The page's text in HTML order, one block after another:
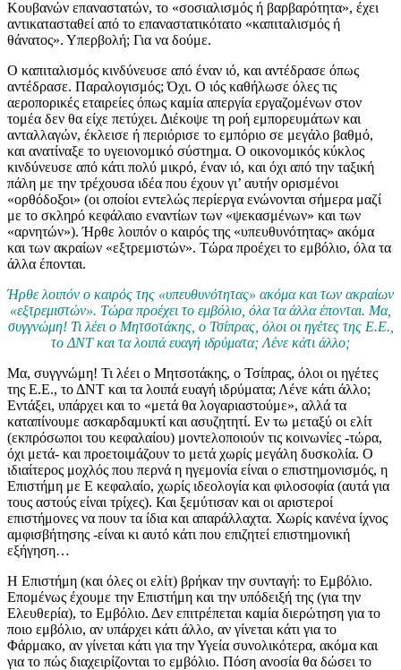
Κουβανών επαναστατών, το «σοσιαλισμός ή βαρβαρότητα», έχει
αντικατασταθεί από το επαναστατικότατο «καπιταλισμός ή
θάνατος». Υπερβολή; Για να δούμε.
Ο καπιταλισμός κινδύνευσε από έναν ιό, και αντέδρασε όπως
αντέδρασε. Παραλογισμός; Όχι. Ο ιός καθήλωσε όλες τις
αεροπορικές εταιρείες όπως καμία απεργία εργαζομένων στον
τομέα δεν θα είχε πετύχει. Διέκοψε τη ροή εμπορευμάτων και
ανταλλαγών, έκλεισε ή περιόρισε το εμπόριο σε μεγάλο βαθμό,
και ανατίναξε το υγειονομικό σύστημα. Ο οικονομικός κύκλος
κινδύνευσε από κάτι πολύ μικρό, έναν ιό, και όχι από την ταξική
πάλη με την τρέχουσα ιδέα που έχουν γι’ αυτήν ορισμένοι
«ορθόδοξοι» (οι οποίοι εντελώς περίεργα ενώνονται σήμερα μαζί
με το σκληρό κεφάλαιο εναντίων των «ψεκασμένων» και των
«αρνητών»). Ήρθε λοιπόν ο καιρός της «υπευθυνότητας» ακόμα
και των ακραίων «εξτρεμιστών». Τώρα προέχει το εμβόλιο, όλα τα
άλλα έπονται.
Ήρθε λοιπόν ο καιρός της «υπευθυνότητας» ακόμα και των ακραίων
«εξτρεμιστών». Τώρα προέχει το εμβόλιο, όλα τα άλλα έπονται. Μα,
συγγνώμη! Τι λέει ο Μητσοτάκης, ο Τσίπρας, όλοι οι ηγέτες της Ε.Ε.,
το ΔΝΤ και τα λοιπά ευαγή ιδρύματα; Λένε κάτι άλλο;
Μα, συγγνώμη! Τι λέει ο Μητσοτάκης, ο Τσίπρας, όλοι οι ηγέτες
της Ε.Ε., το ΔΝΤ και τα λοιπά ευαγή ιδρύματα; Λένε κάτι άλλο;
Εντάξει, υπάρχει και το «μετά θα λογαριαστούμε», αλλά τα
καταπίνουμε ασκαρδαμυκτί και ασυζητητί. Εν τω μεταξύ οι ελίτ
(εκπρόσωποι του κεφαλαίου) μοντελοποιούν τις κοινωνίες -τώρα,
όχι μετά- και προετοιμάζουν το μετά χωρίς μεγάλη δυσκολία. Ο
ιδιαίτερος μοχλός που περνά η ηγεμονία είναι ο επιστημονισμός, η
Επιστήμη με Ε κεφαλαίο, χωρίς ιδεολογία και φιλοσοφία (αυτά για
τους αστούς είναι τρίχες). Και ξεμύτισαν και οι αριστεροί
επιστήμονες να πουν τα ίδια και απαράλλαχτα. Χωρίς κανένα ίχνος
αμφισβήτησης -είναι κι αυτό κάτι που επιζητεί επιστημονική
εξήγηση…
Η Επιστήμη (και όλες οι ελίτ) βρήκαν την συνταγή: το Εμβόλιο.
Επομένως έχουμε την Επιστήμη και την υπόδειξή της (για την
Ελευθερία), το Εμβόλιο. Δεν επιτρέπεται καμία διερώτηση για το
ποιο εμβόλιο, αν υπάρχει κάτι άλλο, αν γίνεται κάτι για το
Φάρμακο, αν γίνεται κάτι για την Υγεία συνολικότερα, ακόμα και
για το πώς διαχειρίζονται το εμβόλιο. Πόση ανοσία θα δώσει το